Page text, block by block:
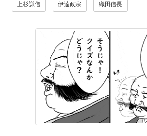
上杉謙信 伊達政宗 織田信長